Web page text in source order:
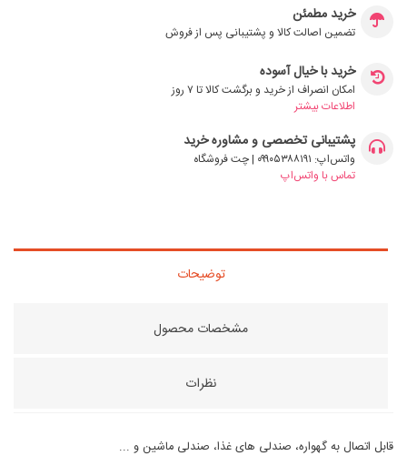
خرید مطمئن
تضمین اصالت کالا و پشتیبانی پس از فروش
خرید با خیال آسوده
امکان انصراف از خرید و برگشت کالا تا ۷ روز
اطلاعات بیشتر
پشتیبانی تخصصی و مشاوره خرید
واتس‌اپ: ۰۹۹۰۵۳۸۸۱۹۱ | چت فروشگاه
تماس با واتس‌اپ
توضیحات
مشخصات محصول
نظرات
قابل اتصال به گهواره، صندلی های غذا، صندلی ماشین و ...